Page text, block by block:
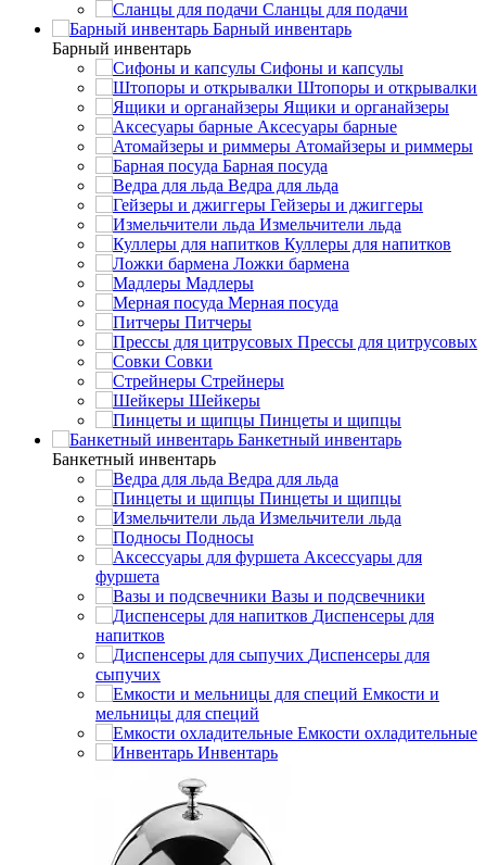
Сланцы для подачи
Барный инвентарь
Барный инвентарь
Сифоны и капсулы
Штопоры и открывалки
Ящики и органайзеры
Аксесуары барные
Атомайзеры и риммеры
Барная посуда
Ведра для льда
Гейзеры и джиггеры
Измельчители льда
Куллеры для напитков
Ложки бармена
Мадлеры
Мерная посуда
Питчеры
Прессы для цитрусовых
Совки
Стрейнеры
Шейкеры
Пинцеты и щипцы
Банкетный инвентарь
Банкетный инвентарь
Ведра для льда
Пинцеты и щипцы
Измельчители льда
Подносы
Аксессуары для
фуршета
Вазы и подсвечники
Диспенсеры для
напитков
Диспенсеры для
сыпучих
Емкости и
мельницы для специй
Емкости охладительные
Инвентарь